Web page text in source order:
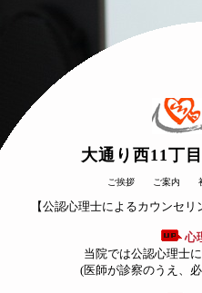
大通り西11丁
ご挨拶 ご案内
【公認心理士によるカウンセリ
心
当院では公認心理士
(医師が診察のうえ、